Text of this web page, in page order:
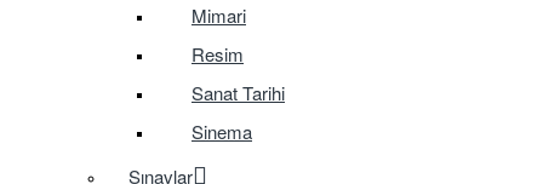
Mimari
Resim
Sanat Tarihi
Sinema
Sınavlar